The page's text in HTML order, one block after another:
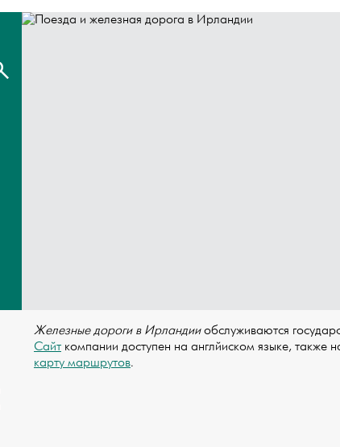
Железные дороги в Ирландииобслуживаются
Сайткомпании доступен на англйиском языке, также
карту маршрутов.